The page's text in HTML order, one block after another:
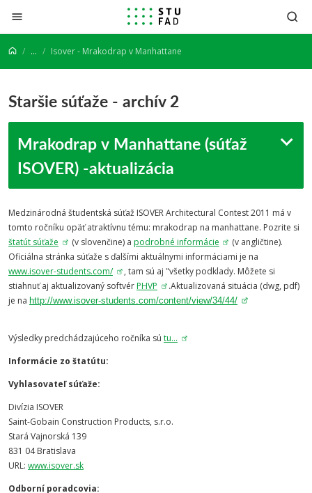
Prejsť na obsah
... Isover - Mrakodrap v Manhattane
Staršie súťaže - archív 2
Mrakodrap v Manhattane (súťaž
ISOVER) -aktualizácia
Medzinárodná študentská súťaž ISOVER Architectural Contest 2011 má v
tomto ročníku opäť atraktívnu tému: mrakodrap na manhattane. Pozrite si
štatút súťaže
(v slovenčine) a podrobné informácie
(v angličtine).
Oficiálna stránka súťaže s ďalšími aktuálnymi informáciami je na
www.isover-students.com/
, tam sú aj "všetky podklady. Môžete si
stiahnuť aj aktualizovaný softvérPHVP
.Aktualizovaná situácia (dwg, pdf)
je na http://www.isover-students.com/content/view/34/44/
Výsledky predchádzajúceho ročníka sú tu...
Informácie zo štatútu:
Vyhlasovateľ súťaže:
Divízia ISOVER
Saint-Gobain Construction Products, s.r.o.
Stará Vajnorská 139
831 04 Bratislava
URL: www.isover.sk
Odborní poradcovia: